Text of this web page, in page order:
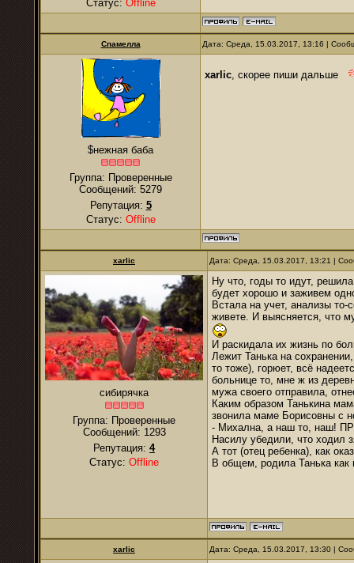
Статус: Offline
Спамелла Дата: Среда, 15.03.2017, 13:16 |
$нежная баба
Группа: Проверенные
Сообщений: 5279
Репутация: 5
Статус: Offline
xarlic, скорее пиши дальше
xarlic Дата: Среда, 15.03.2017, 13:21 |
сибирячка
Группа: Проверенные
Сообщений: 1293
Репутация: 4
Статус: Offline
Ну что, годы то идут,
будет хорошо и заживем
Встала на учет, анализы
живете. И выясняется, что
И раскидала их жизнь по
Лежит Танька на
то тоже), горюет, всё
больнице то, мне ж из
мужа своего отправила,
Каким образом Танькина
звонила маме Борисовны с
- Михална, а наш то, наш!
Насилу убедили, что ходил
А тот (отец ребенка), как
В общем, родила Танька как
xarlic Дата: Среда, 15.03.2017, 13:30 |